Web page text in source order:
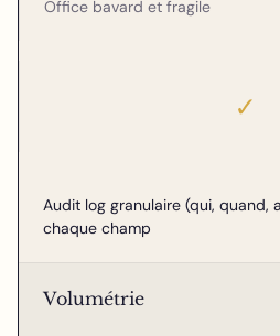
Office bavard et fragile
✓
Audit log granulaire (qui, quand,
chaque champ
Volumétrie